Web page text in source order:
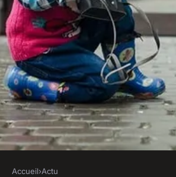
Accueil›Actu